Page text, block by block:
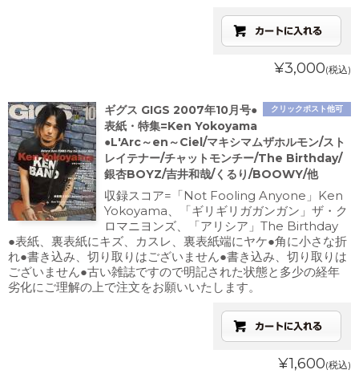
¥3,000(税込)
クリックポスト他可
ギグス GIGS 2007年10月号●
表紙・特集=Ken Yokoyama
●L'Arc～en～Ciel/マキシマムザホルモン/スト
レイテナー/チャットモンチー/The Birthday/
銀杏BOYZ/吉井和哉/くるり/BOOWY/他
収録スコア=「Not Fooling Anyone」Ken
Yokoyama、「ギリギリガガンガン」ザ・ク
ロマニヨンズ、「アリシア」The Birthday
●表紙、裏表紙にキズ、カスレ、裏表紙端にヤケ●角に小さな折
れ●書き込み、切り取りはございません●書き込み、切り取りは
ございません●古い雑誌ですので明記された状態と多少の経年
劣化にご理解の上で注文をお願いいたします。
¥1,600(税込)